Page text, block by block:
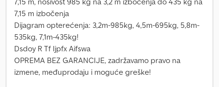
7,15 m izbočenja
Dijagram opterećenja: 3,2m-985kg, 4,5m-695kg, 5,8m-
535kg, 7,1m-435kg!
Dsdoy R Tf Ijpfx Aifswa
OPREMA BEZ GARANCIJE, zadržavamo pravo na
izmene, međuprodaju i moguće greške!